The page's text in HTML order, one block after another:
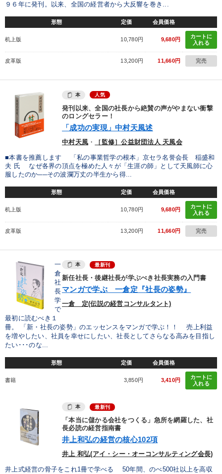
９６年に発刊。以来、全国の経営者から大反響を巻き...
形態 定価 会員価格
机上版 10,780円 9,680円
カートに
入れる
皮革版 13,200円 11,660円 完売
本 人気
発刊以来、全国の社長から絶賛の声がやまない衝撃
のロングセラー！
「成功の実現」中村天風述
中村天風 ・ ［監修］公益財団法人 天風会
■本書を推薦します 「私の事業哲学の根本」京セラ名誉会長 稲盛和
夫 氏 なぜ各界の頂点を極めた人々が「生涯の師」として天風師に心
服したのか──その波瀾万丈の半生から得...
形態 定価 会員価格
机上版 10,780円 9,680円
カートに
入れる
皮革版 13,200円 11,660円 完売
本 最新刊
新任社長・後継社長が学ぶべき社長実務の入門書
マンガで学ぶ 一倉定『社長の姿勢』
一倉 定(伝説の経営コンサルタント)
一
倉
社
長
学
で
最初に読むべき１
冊。 「新・社長の姿勢」のエッセンスをマンガで学ぶ！！ 売上利益
を増やしたい、社員を幸せにしたい、社長としてさらなる高みを目指し
たい･･･のな...
形態 定価 会員価格
書籍 3,850円 3,410円
カートに
入れる
本 最新刊
「本当に儲かる会社をつくる」急所を網羅した、社
長必読の経営指南書
井上和弘の経営の核心102項
井上 和弘(アイ・シー・オーコンサルティング会長)
井上式経営の骨子をこれ1冊で学べる 50年間、のべ500社以上を高収